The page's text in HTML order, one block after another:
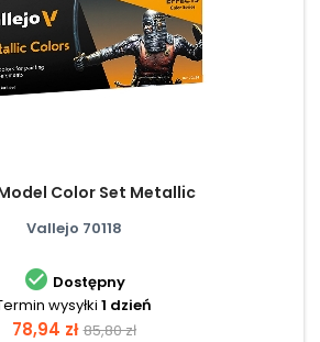
Model Color Set Metallic
Vallejo 70118
 Dostępny
wysyłki 1 dzień
Cena
78,94 zł Cena
85,80 zł